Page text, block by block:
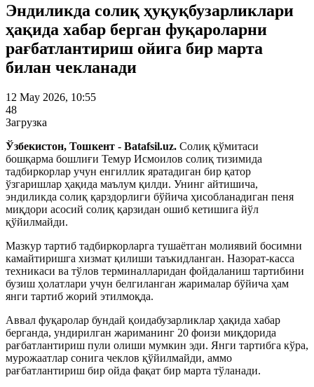
Эндиликда солиқ ҳуқуқбузарликлари
ҳақида хабар берган фуқароларни
рағбатлантириш ойига бир марта
билан чекланади
12 May 2026, 10:55
48
Загрузка
Ўзбекистон, Тошкент - Batafsil.uz. Солиқ қўмитаси
бошқарма бошлиғи Темур Исмоилов солиқ тизимида
тадбиркорлар учун енгиллик яратадиган бир қатор
ўзгаришлар ҳақида маълум қилди. Унинг айтишича,
эндиликда солиқ қарздорлиги бўйича ҳисобланадиган пеня
миқдори асосий солиқ қарзидан ошиб кетишига йўл
қўйилмайди.
Мазкур тартиб тадбиркорларга тушаётган молиявий босимни
камайтиришга хизмат қилиши таъкидланган. Назорат-касса
техникаси ва тўлов терминалларидан фойдаланиш тартибини
бузиш ҳолатлари учун белгиланган жарималар бўйича ҳам
янги тартиб жорий этилмоқда.
Аввал фуқаролар бундай қоидабузарликлар ҳақида хабар
берганда, ундирилган жариманинг 20 фоизи миқдорида
рағбатлантириш пули олиши мумкин эди. Янги тартибга кўра,
мурожаатлар сонига чеклов қўйилмайди, аммо
рағбатлантириш бир ойда фақат бир марта тўланади.